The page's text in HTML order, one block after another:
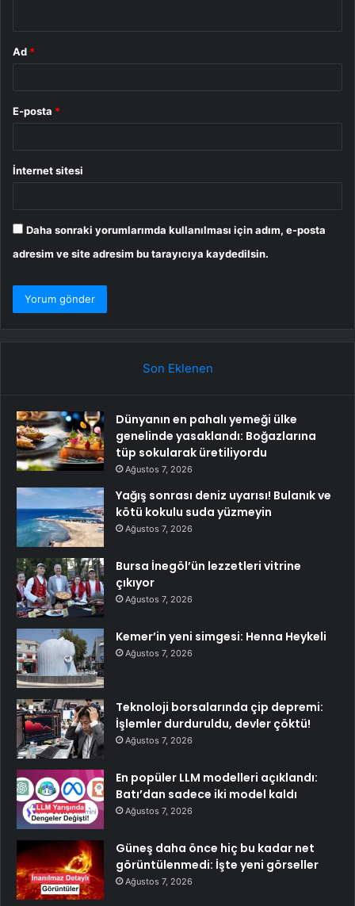
Ad *
E-posta *
İnternet sitesi
Daha sonraki yorumlarımda kullanılması için adım, e-posta
adresim ve site adresim bu tarayıcıya kaydedilsin.
Son Eklenen
Dünyanın en pahalı yemeği ülke
genelinde yasaklandı: Boğazlarına
tüp sokularak üretiliyordu
Ağustos 7, 2026
Yağış sonrası deniz uyarısı! Bulanık ve
kötü kokulu suda yüzmeyin
Ağustos 7, 2026
Bursa İnegöl’ün lezzetleri vitrine
çıkıyor
Ağustos 7, 2026
Kemer’in yeni simgesi: Henna Heykeli
Ağustos 7, 2026
Teknoloji borsalarında çip depremi:
İşlemler durduruldu, devler çöktü!
Ağustos 7, 2026
En popüler LLM modelleri açıklandı:
Batı’dan sadece iki model kaldı
Ağustos 7, 2026
Güneş daha önce hiç bu kadar net
görüntülenmedi: İşte yeni görseller
Ağustos 7, 2026